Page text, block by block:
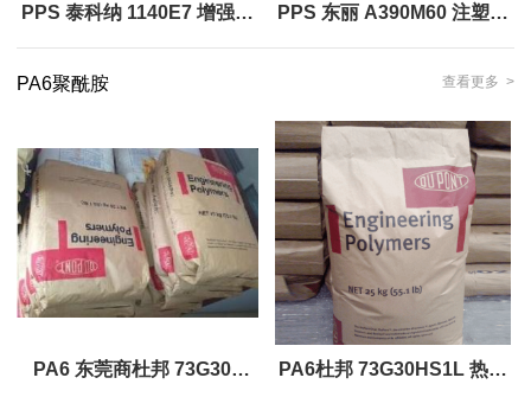
PPS 泰科纳 1140E7 增强级 PPS 东丽 A390M60 注塑级
PA6聚酰胺
查看更多 >
PA6 东莞商杜邦 73G30T PA6杜邦 73G30HS1L 热稳